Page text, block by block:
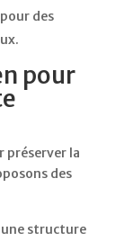
pour des
pour
préserver la
des
structure